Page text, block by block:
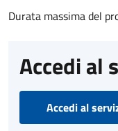
Durata massima del
Accedi al
Accedi al